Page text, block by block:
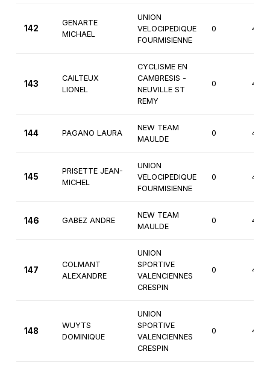
142
GENARTE
MICHAEL
UNION
VELOCIPEDIQUE
FOURMISIENNE
0
143
CAILTEUX
LIONEL
CYCLISME EN
CAMBRESIS -
NEUVILLE ST
REMY
0
144 PAGANO LAURA
NEW TEAM
MAULDE
0
145
PRISETTE JEAN-
MICHEL
UNION
VELOCIPEDIQUE
FOURMISIENNE
0
146 GABEZ ANDRE
NEW TEAM
MAULDE
0
147
COLMANT
ALEXANDRE
UNION
SPORTIVE
VALENCIENNES
CRESPIN
0
148
WUYTS
DOMINIQUE
UNION
SPORTIVE
VALENCIENNES
CRESPIN
0